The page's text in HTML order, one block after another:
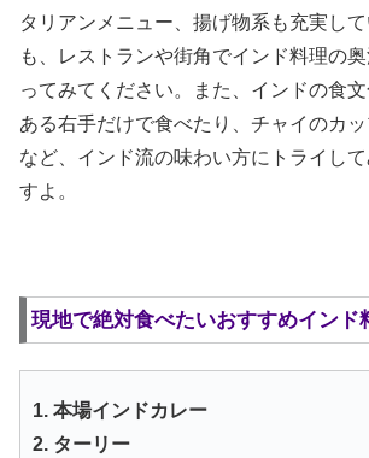
タリアンメニュー、揚げ物系も充実し
も、レストランや街角でインド料理の
ってみてください。また、インドの食
ある右手だけで食べたり、チャイのカ
など、インド流の味わい方にトライし
すよ。
現地で絶対食べたいおすすめインド
1. 本場インドカレー
2. ターリー